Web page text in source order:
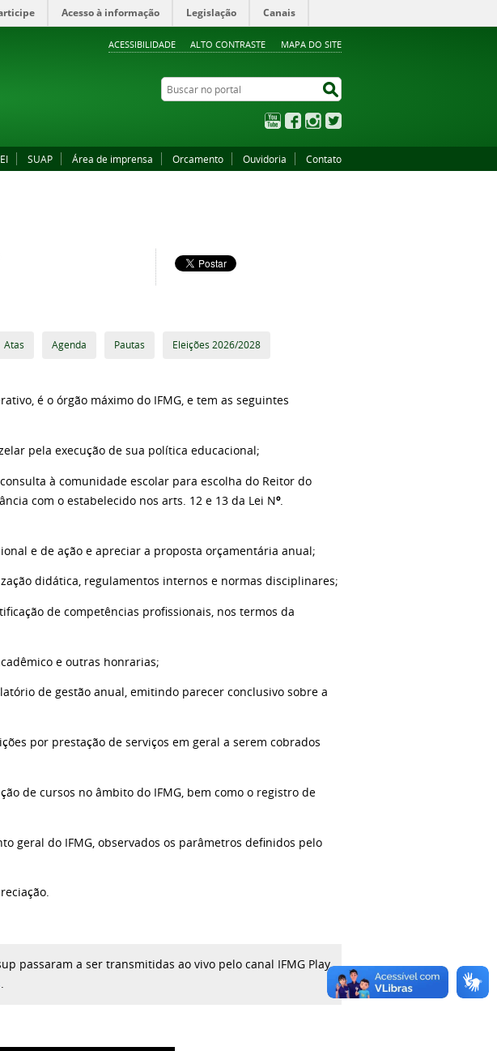
ACESSIBILIDADE ALTO CONTRASTE MAPA DO SITE
Acesso à informação Legislação Canais
Buscar no portal
YouTubeFacebookInstagram
SUAP Área de imprensa Orcamento Ouvidoria Contato
Atas Agenda Pautas Eleições 2026/2028
é o órgão máximo do IFMG, e tem as seguintes
pela execução de sua política educacional;
à comunidade escolar para escolha do Reitor do
com o estabelecido nos arts. 12 e 13 da Lei Nº.
e de ação e apreciar a proposta orçamentária anual;
didática, regulamentos internos e normas disciplinares;
de competências profissionais, nos termos da
e outras honrarias;
de gestão anual, emitindo parecer conclusivo sobre a
por prestação de serviços em geral a serem cobrados
de cursos no âmbito do IFMG, bem como o registro de
geral do IFMG, observados os parâmetros definidos pelo
passaram a ser transmitidas ao vivo pelo canal IFMG Play
.